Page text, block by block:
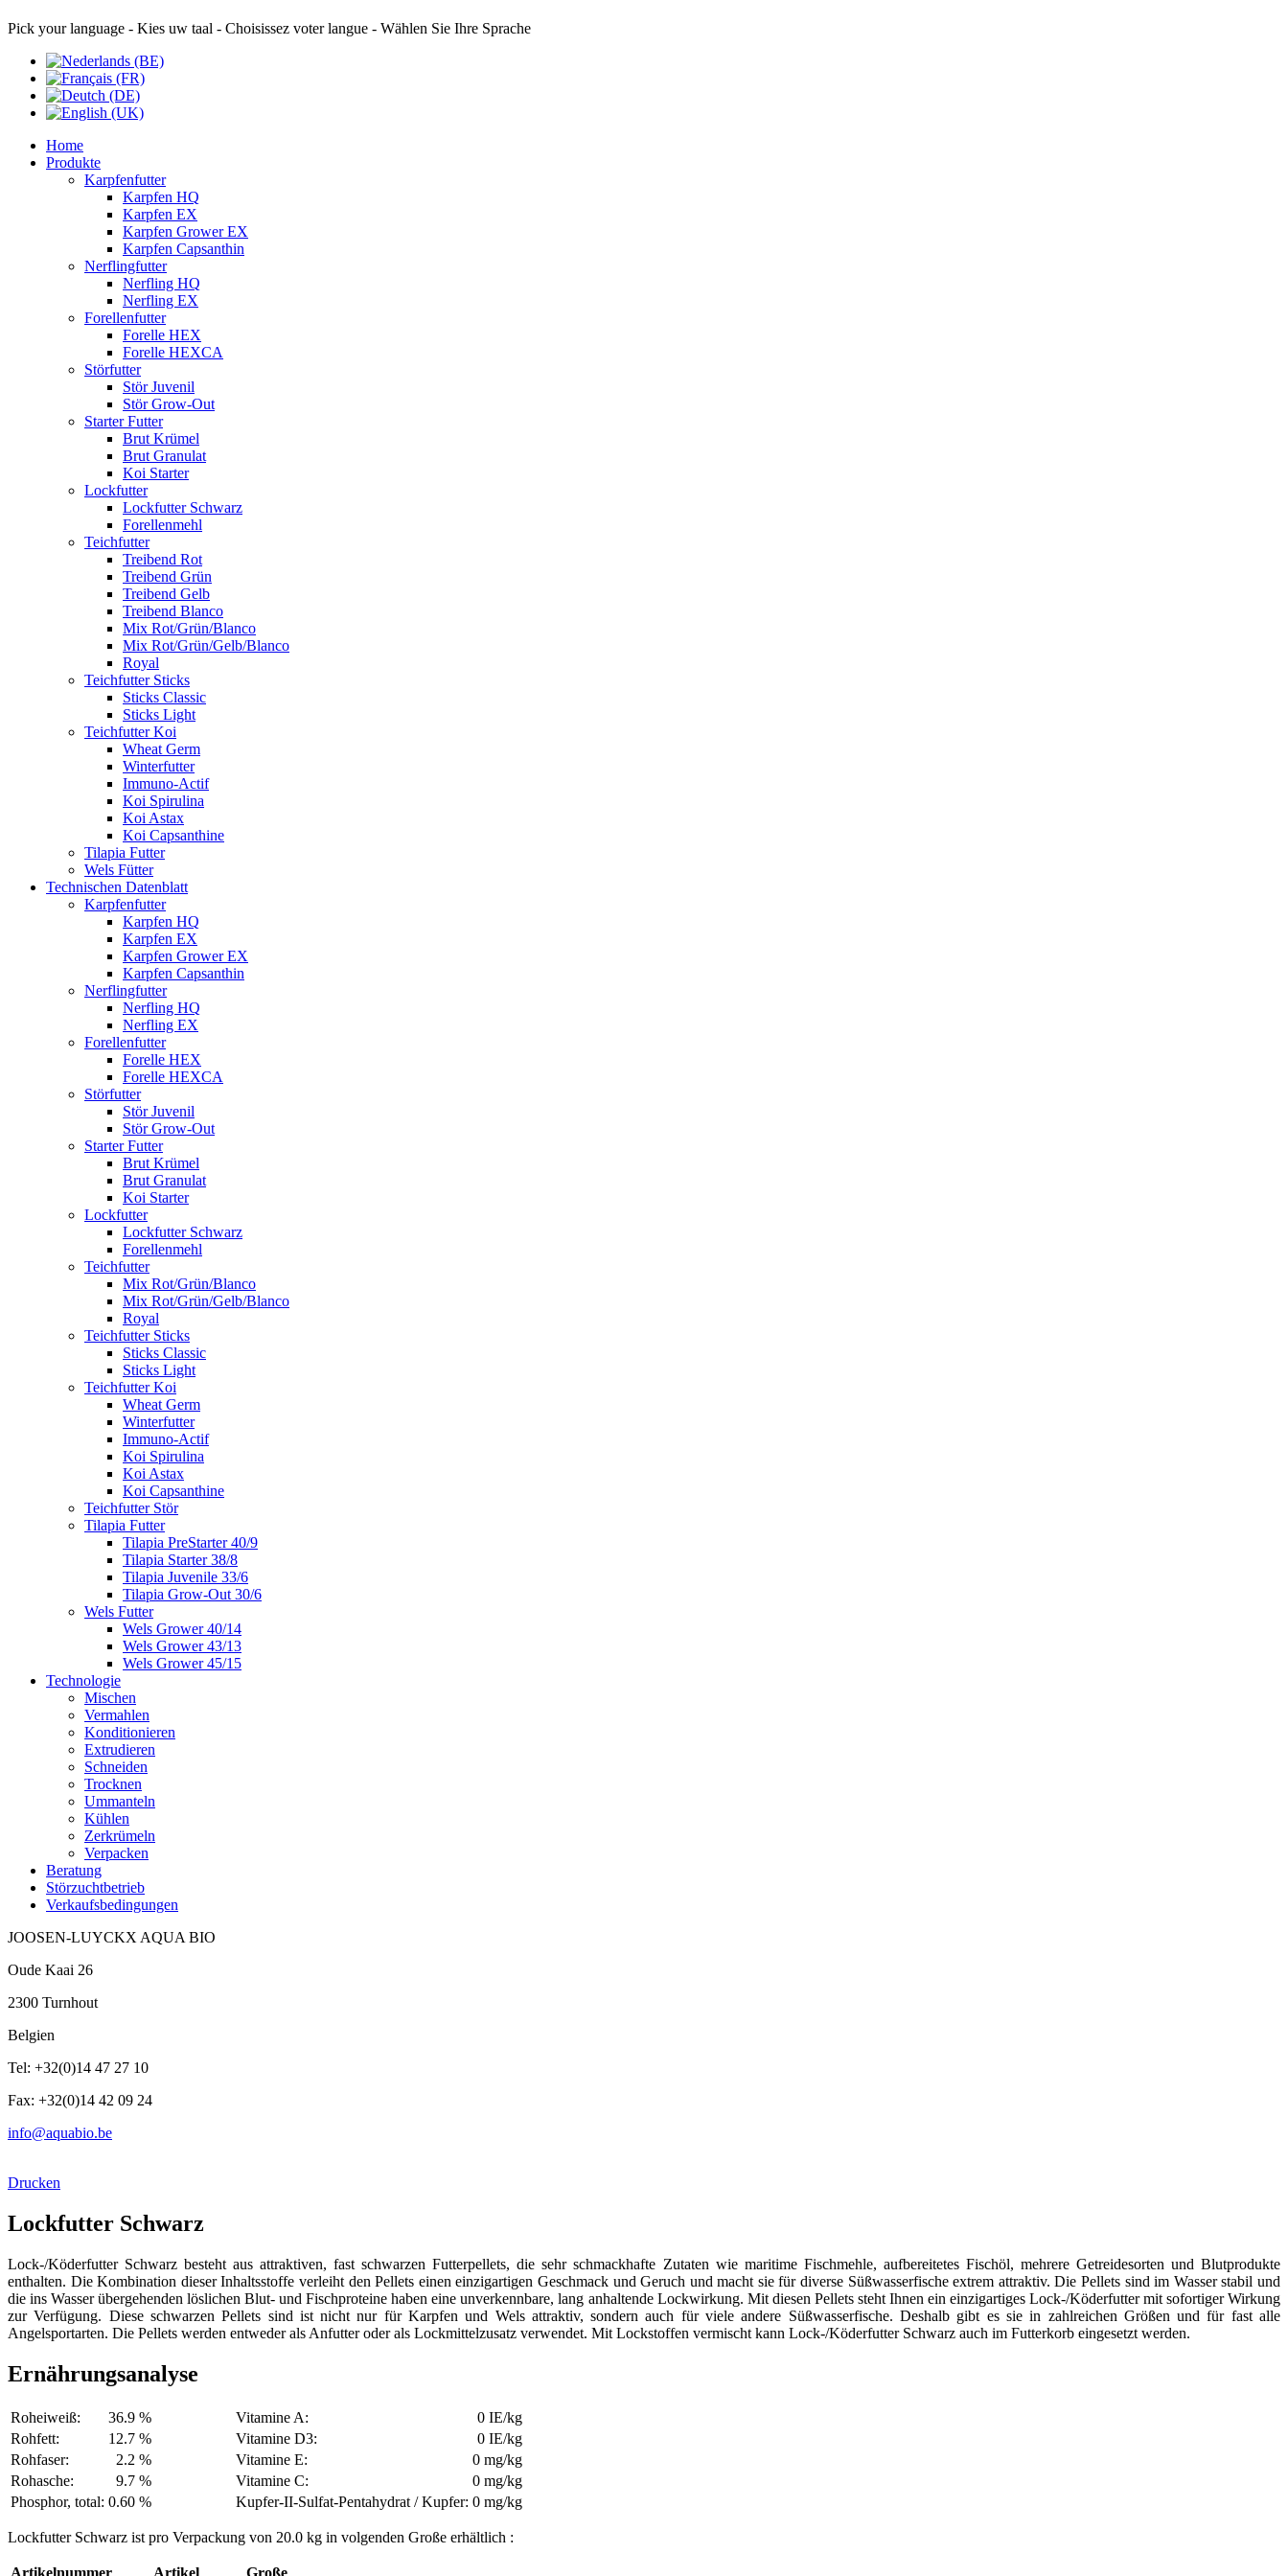
Pick your language - Kies uw taal - Choisissez voter langue - Wählen Sie Ihre Sprache
Home
Produkte
Karpfenfutter
Karpfen HQ
Karpfen EX
Karpfen Grower EX
Karpfen Capsanthin
Nerflingfutter
Nerfling HQ
Nerfling EX
Forellenfutter
Forelle HEX
Forelle HEXCA
Störfutter
Stör Juvenil
Stör Grow-Out
Starter Futter
Brut Krümel
Brut Granulat
Koi Starter
Lockfutter
Lockfutter Schwarz
Forellenmehl
Teichfutter
Treibend Rot
Treibend Grün
Treibend Gelb
Treibend Blanco
Mix Rot/Grün/Blanco
Mix Rot/Grün/Gelb/Blanco
Royal
Teichfutter Sticks
Sticks Classic
Sticks Light
Teichfutter Koi
Wheat Germ
Winterfutter
Immuno-Actif
Koi Spirulina
Koi Astax
Koi Capsanthine
Tilapia Futter
Wels Fütter
Technischen Datenblatt
Karpfenfutter
Karpfen HQ
Karpfen EX
Karpfen Grower EX
Karpfen Capsanthin
Nerflingfutter
Nerfling HQ
Nerfling EX
Forellenfutter
Forelle HEX
Forelle HEXCA
Störfutter
Stör Juvenil
Stör Grow-Out
Starter Futter
Brut Krümel
Brut Granulat
Koi Starter
Lockfutter
Lockfutter Schwarz
Forellenmehl
Teichfutter
Mix Rot/Grün/Blanco
Mix Rot/Grün/Gelb/Blanco
Royal
Teichfutter Sticks
Sticks Classic
Sticks Light
Teichfutter Koi
Wheat Germ
Winterfutter
Immuno-Actif
Koi Spirulina
Koi Astax
Koi Capsanthine
Teichfutter Stör
Tilapia Futter
Tilapia PreStarter 40/9
Tilapia Starter 38/8
Tilapia Juvenile 33/6
Tilapia Grow-Out 30/6
Wels Futter
Wels Grower 40/14
Wels Grower 43/13
Wels Grower 45/15
Technologie
Mischen
Vermahlen
Konditionieren
Extrudieren
Schneiden
Trocknen
Ummanteln
Kühlen
Zerkrümeln
Verpacken
Beratung
Störzuchtbetrieb
Verkaufsbedingungen
JOOSEN-LUYCKX AQUA BIO
Oude Kaai 26
2300 Turnhout
Belgien
Tel: +32(0)14 47 27 10
Fax: +32(0)14 42 09 24
info@aquabio.be
Drucken
Lockfutter Schwarz
Lock-/Köderfutter Schwarz besteht aus attraktiven, fast schwarzen Futterpellets, die sehr schmackhafte Zutaten wie maritime Fischmehle, aufbereitetes Fischöl, mehrere Getreidesorten und Blutprodukte
enthalten. Die Kombination dieser Inhaltsstoffe verleiht den Pellets einen einzigartigen Geschmack und Geruch und macht sie für diverse Süßwasserfische extrem attraktiv. Die Pellets sind im Wasser stabil und
die ins Wasser übergehenden löslichen Blut- und Fischproteine haben eine unverkennbare, lang anhaltende Lockwirkung. Mit diesen Pellets steht Ihnen ein einzigartiges Lock-/Köderfutter mit sofortiger Wirkung
zur Verfügung. Diese schwarzen Pellets sind ist nicht nur für Karpfen und Wels attraktiv, sondern auch für viele andere Süßwasserfische. Deshalb gibt es sie in zahlreichen Größen und für fast alle
Angelsportarten. Die Pellets werden entweder als Anfutter oder als Lockmittelzusatz verwendet. Mit Lockstoffen vermischt kann Lock-/Köderfutter Schwarz auch im Futterkorb eingesetzt werden.
Ernährungsanalyse
Roheiweiß: 36.9 % Vitamine A:
0 IE/kg
Rohfett:
12.7 % Vitamine D3:
0 IE/kg
Rohfaser:
2.2 % Vitamine E:
0 mg/kg
Rohasche:
9.7 % Vitamine C:
0 mg/kg
Phosphor, total: 0.60 % Kupfer-II-Sulfat-Pentahydrat / Kupfer: 0 mg/kg
Lockfutter Schwarz ist pro Verpackung von 20.0 kg in volgenden Große erhältlich :
Artikelnummer Artikel Große